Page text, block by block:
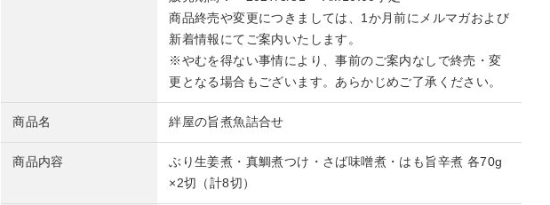
商品終売や変更につきましては、1か月前にメルマガおよび
新着情報にてご案内いたします。
※やむを得ない事情により、事前のご案内なしで終売・変
更となる場合もございます。あらかじめご了承ください。
商品名 絆屋の旨煮魚詰合せ
商品内容
ぶり生姜煮・真鯛煮つけ・さば味噌煮・はも旨辛煮 各70g
×2切（計8切）